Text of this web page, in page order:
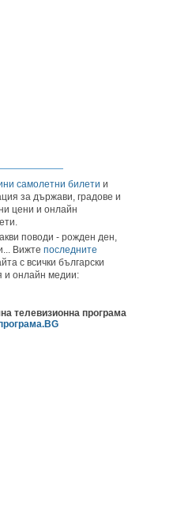
самолетни билети и
за държави, градове и
цени и онлайн
поводи - рожден ден,
Вижте последните
с всички български
и онлайн медии:
телевизионна програма